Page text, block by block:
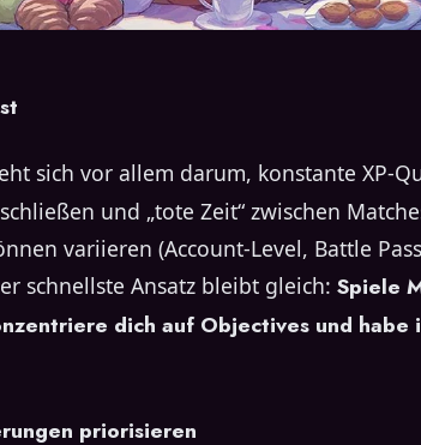
sich vor allem darum, konstante XP-
und „tote Zeit“ zwischen
variieren (Account-Level, Battle
schnellste Ansatz bleibt gleich: Spiele
dich auf Objectives und habe
priorisieren